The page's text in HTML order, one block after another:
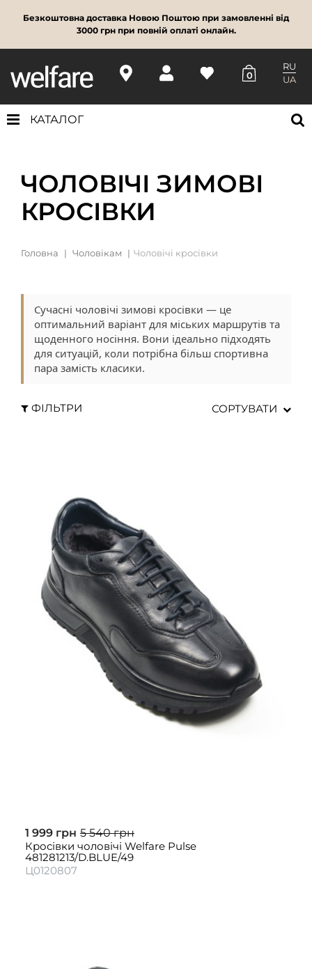
Безкоштовна доставка Новою Поштою при замовленні від
3000 грн при повній оплаті онлайн.
0
RU
UA
КАТАЛОГ
ЧОЛОВІЧІ ЗИМОВІ
КРОСІВКИ
Головна Чоловікам Чоловічі кросівки
Сучасні чоловічі зимові кросівки — це
оптимальний варіант для міських маршрутів та
щоденного носіння. Вони ідеально підходять
для ситуацій, коли потрібна більш спортивна
пара замість класики.
ФІЛЬТРИ СОРТУВАТИ
1 999 грн 5 540 грн
Кросівки чоловічі Welfare Pulse
481281213/D.BLUE/49
Ц0120807